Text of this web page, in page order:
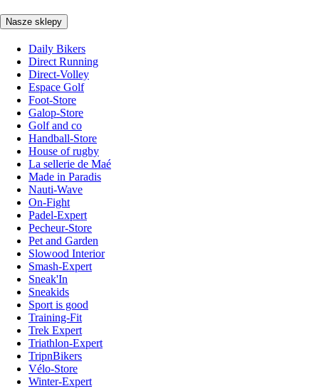
Nasze sklepy
Daily Bikers
Direct Running
Direct-Volley
Espace Golf
Foot-Store
Galop-Store
Golf and co
Handball-Store
House of rugby
La sellerie de Maé
Made in Paradis
Nauti-Wave
On-Fight
Padel-Expert
Pecheur-Store
Pet and Garden
Slowood Interior
Smash-Expert
Sneak'In
Sneakids
Sport is good
Training-Fit
Trek Expert
Triathlon-Expert
TripnBikers
Vélo-Store
Winter-Expert